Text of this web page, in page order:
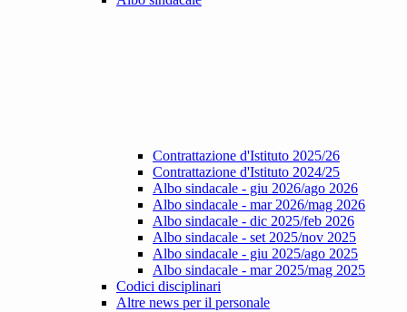
Contrattazione d'Istituto 2025/26
Contrattazione d'Istituto 2024/25
Albo sindacale - giu 2026/ago 2026
Albo sindacale - mar 2026/mag 2026
Albo sindacale - dic 2025/feb 2026
Albo sindacale - set 2025/nov 2025
Albo sindacale - giu 2025/ago 2025
Albo sindacale - mar 2025/mag 2025
Codici disciplinari
Altre news per il personale